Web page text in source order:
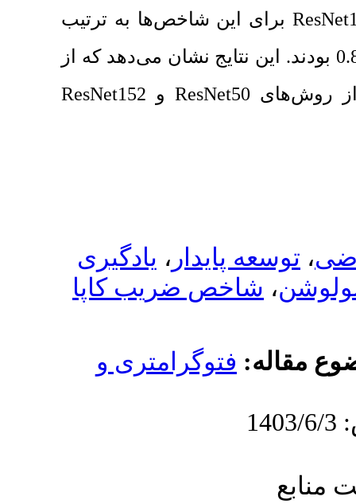
شاخص‌ها به ترتیب
نشان می‌دهد که از
وResNet152
،یادگیری
ضریب کاپا
و